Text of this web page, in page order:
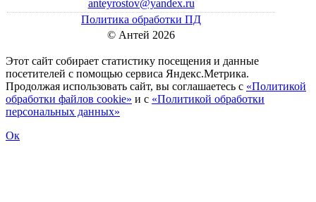
anteyrostov@yandex.ru
Политика обработки ПД
© Антей 2026
Этот сайт собирает статистику посещения и данные
посетителей c помощью сервиса Яндекс.Метрика.
Продолжая использовать сайт, вы соглашаетесь с «Политикой
обработки файлов cookie» и с «Политикой обработки
персональных данных»
Ок